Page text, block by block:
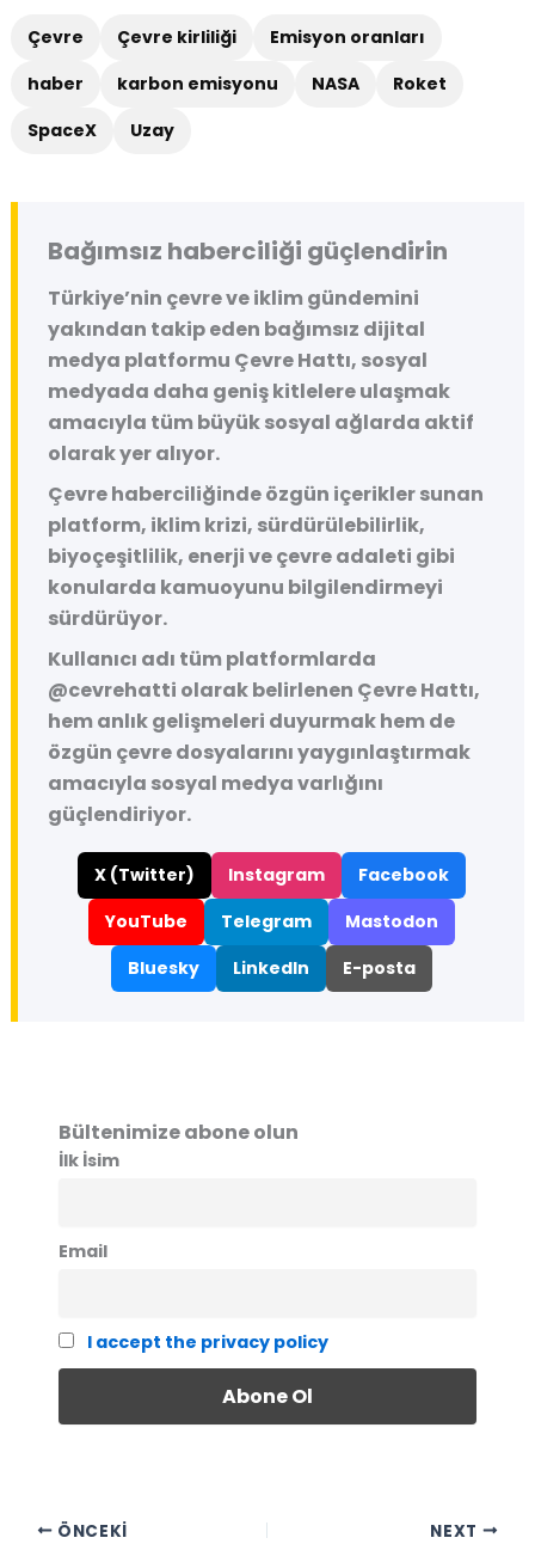
Çevre Çevre kirliliği
Emisyon oranları
haber
karbon emisyonu NASA
Roket
SpaceX
Uzay
Bağımsız haberciliği güçlendirin
Türkiye’nin çevre ve iklim gündemini
yakından takip eden bağımsız dijital
medya platformu Çevre Hattı, sosyal
medyada daha geniş kitlelere ulaşmak
amacıyla tüm büyük sosyal ağlarda aktif
olarak yer alıyor.
Çevre haberciliğinde özgün içerikler sunan
platform, iklim krizi, sürdürülebilirlik,
biyoçeşitlilik, enerji ve çevre adaleti gibi
konularda kamuoyunu bilgilendirmeyi
sürdürüyor.
Kullanıcı adı tüm platformlarda
@cevrehatti olarak belirlenen Çevre Hattı,
hem anlık gelişmeleri duyurmak hem de
özgün çevre dosyalarını yaygınlaştırmak
amacıyla sosyal medya varlığını
güçlendiriyor.
X (Twitter) Instagram
Facebook
YouTube
Telegram
Mastodon
Bluesky
LinkedIn E-posta
Bültenimize abone olun
İlk İsim
Email
I accept the privacy policy
ÖNCEKI NEXT